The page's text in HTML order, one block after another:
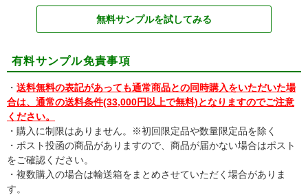
無料サンプルを試してみる
有料サンプル免責事項
・ 送料無料の表記があっても通常商品との同時購入をいただいた場
合は、通常の送料条件(33,000円以上で無料)となりますのでご注意
ください。
・購入に制限はありません。※初回限定品や数量限定品を除く
・ポスト投函の商品がありますので、商品が届かない場合はポスト
をご確認ください。
・複数購入の場合は輸送箱をまとめさせていただく場合がありま
す。